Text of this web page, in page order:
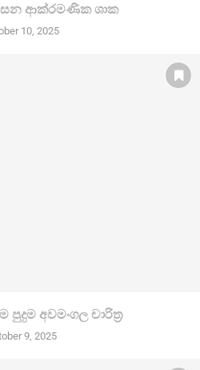
ආක්රමණික ශාක
10, 2025
අවමංගල චාරිත්‍ර
9, 2025